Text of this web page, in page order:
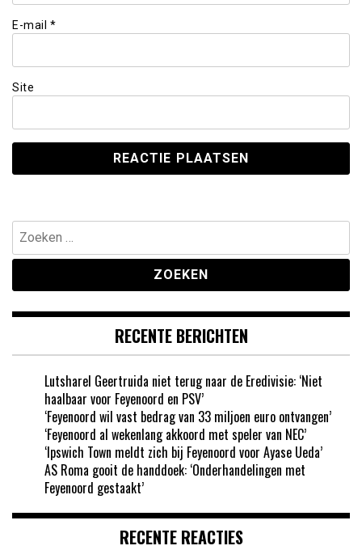
E-mail *
Site
Zoeken
naar:
RECENTE BERICHTEN
Lutsharel Geertruida niet terug naar de Eredivisie: ‘Niet
haalbaar voor Feyenoord en PSV’
‘Feyenoord wil vast bedrag van 33 miljoen euro ontvangen’
‘Feyenoord al wekenlang akkoord met speler van NEC’
‘Ipswich Town meldt zich bij Feyenoord voor Ayase Ueda’
AS Roma gooit de handdoek: ‘Onderhandelingen met
Feyenoord gestaakt’
RECENTE REACTIES